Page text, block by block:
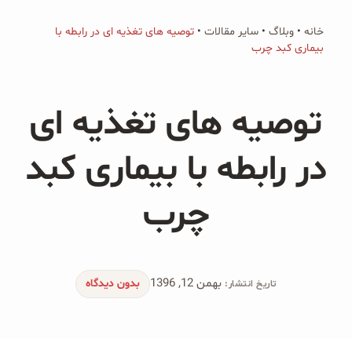
برای:
پکیج‌ها
محصولات جو دوسر
پودر کیک جو دوسر
شیرین کننده های طبیعی
خانه • وبلاگ • سایر مقالات • توصیه های تغذیه ای در رابطه با
بیماری کبد چرب
توصیه های تغذیه ای
در رابطه با بیماری کبد
چرب
تاریخ انتشار: بهمن 12, 1396 بدون دیدگاه